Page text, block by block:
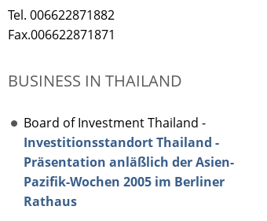
Tel. 006622871882
Fax.006622871871
BUSINESS IN THAILAND
Board of Investment Thailand -
Investitionsstandort Thailand -
Präsentation anläßlich der Asien-
Pazifik-Wochen 2005 im Berliner
Rathaus